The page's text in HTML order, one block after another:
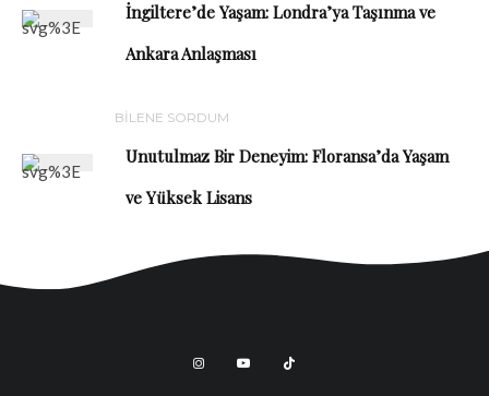
İngiltere’de Yaşam: Londra’ya Taşınma ve
Ankara Anlaşması
BİLENE SORDUM
Unutulmaz Bir Deneyim: Floransa’da Yaşam
ve Yüksek Lisans